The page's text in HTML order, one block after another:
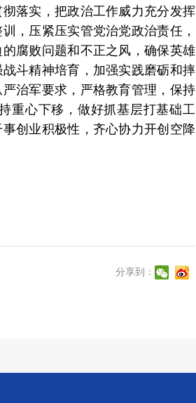
落实，把政治工作威力充分发挥
，压紧压实管党治党政治责任，
腐败问题和不正之风，确保英雄
斗精神培育，加强实践磨砺和摔
治军要求，严格教育管理，保持
重心下移，做好抓基层打基础工
创业积极性，齐心协力开创空降
分享到：